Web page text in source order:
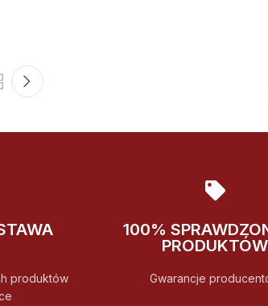
produktów
100%
PRODUKTÓW
Gwarancje